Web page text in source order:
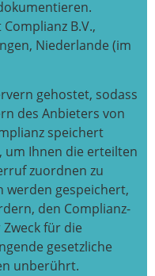
B.V.,
Niederlande (im
gehostet, sodass
des Anbieters von
speichert
um Ihnen die erteilten
zuordnen zu
werden gespeichert,
den Complianz-
für die
gesetzliche
unberührt.